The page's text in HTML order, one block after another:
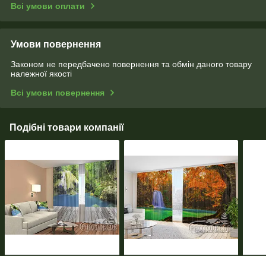
Всі умови оплати
Умови повернення
Законом не передбачено повернення та обмін даного товару
належної якості
Всі умови повернення
Подібні товари компанії